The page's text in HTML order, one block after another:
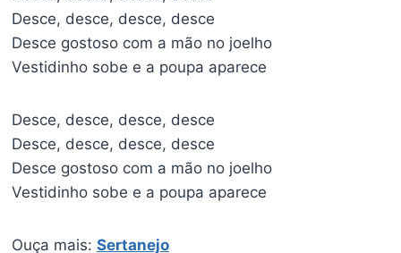
Desce, desce, desce, desce
Desce gostoso com a mão no joelho
Vestidinho sobe e a poupa aparece
Desce, desce, desce, desce
Desce, desce, desce, desce
Desce gostoso com a mão no joelho
Vestidinho sobe e a poupa aparece
Ouça mais: Sertanejo